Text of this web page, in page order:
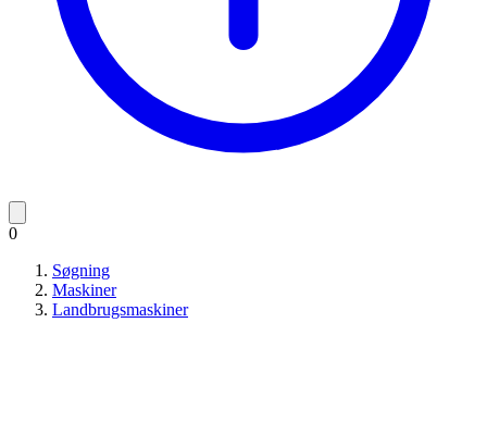
0
Søgning
Maskiner
Landbrugsmaskiner